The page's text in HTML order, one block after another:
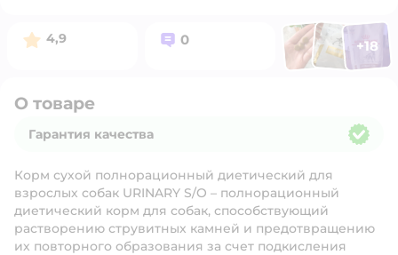
Рейтинг:
4,9 Вопросов:
0 ФотоФотоФото
+18
Открыть
О товаре
Гарантия качества
Корм сухой полнорационный диетический для
взрослых собак URINARY S/O – полнорационный
диетический корм для собак, способствующий
растворению струвитных камней и предотвращению
их повторного образования за счет подкисления